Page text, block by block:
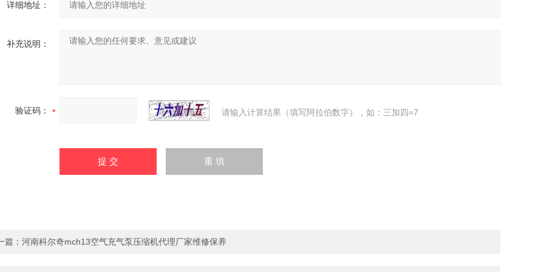
详细地址：
补充说明：
验证码： 请输入计算结果（填写阿拉伯数字），如：三加四=7
篇： 河南科尔奇mch13空气充气泵压缩机代理厂家维修保养